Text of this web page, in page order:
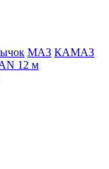
МАЗ КАМАЗ
12 м